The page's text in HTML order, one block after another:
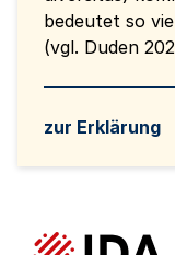
bedeutet so
(vgl. Duden
zur Erklärung